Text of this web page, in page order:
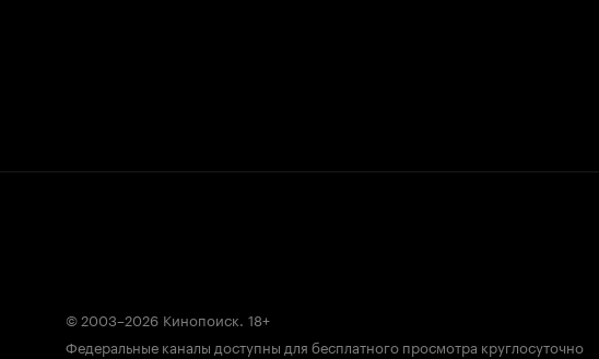
© 2003–2026 Кинопоиск. 18+
Федеральные каналы доступны для бесплатного просмотра круглосуточно